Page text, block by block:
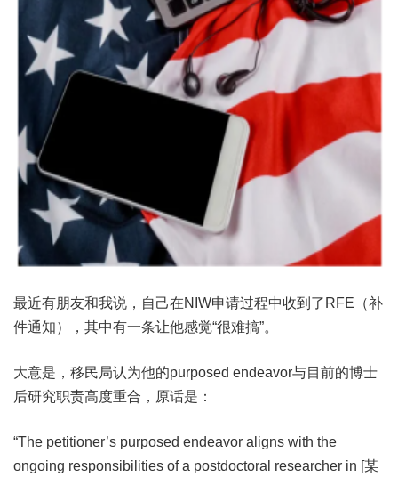
最近有朋友和我说，自己在NIW申请过程中收到了RFE（补
件通知），其中有一条让他感觉“很难搞”。
大意是，移民局认为他的purposed endeavor与目前的博士
后研究职责高度重合，原话是：
“The petitioner’s purposed endeavor aligns with the
ongoing responsibilities of a postdoctoral researcher in [某